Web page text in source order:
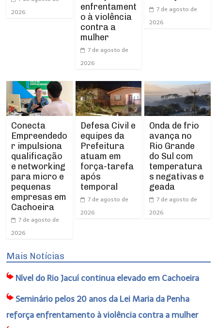
2026
enfrentament
o à violência
contra a
mulher
7 de agosto de
2026
7 de agosto de
2026
Conecta
Empreendedo
r impulsiona
qualificação
e networking
para micro e
pequenas
empresas em
Cachoeira
7 de agosto de
2026
Defesa Civil e
equipes da
Prefeitura
atuam em
força-tarefa
após
temporal
7 de agosto de
2026
Onda de frio
avança no
Rio Grande
do Sul com
temperatura
s negativas e
geada
7 de agosto de
2026
Mais Notícias
Nível do Rio Jacuí continua elevado em Cachoeira
Seminário pelos 20 anos da Lei Maria da Penha
reforça enfrentamento à violência contra a mulher